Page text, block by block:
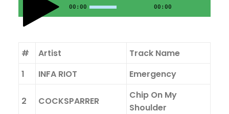
00:00 00:00
# Artist
Track Name
1
INFA RIOT Emergency
2 COCKSPARRER
Chip On My
Shoulder